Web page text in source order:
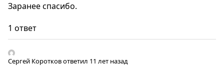
Заранее спасибо.
1 ответ
Сергей Коротковответил 11 лет назад